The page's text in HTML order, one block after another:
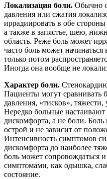
Локализация боли. Обычно
давления или сжатия
иррадиировать в обе
а также в запястье, шею,
область. Реже боль может
часто боль может
только потом
Иногда она вообще не
Характер боли.
Пациенты могут сравнивать
давления, «тисков»,
Нередко больные
дискомфорта, а не боли. Боль
острой и не зависит от
Интенсивность симптомов
дискомфорта до наиболее
боль может сопровождаться
симптомами, как одышка,
состояние.